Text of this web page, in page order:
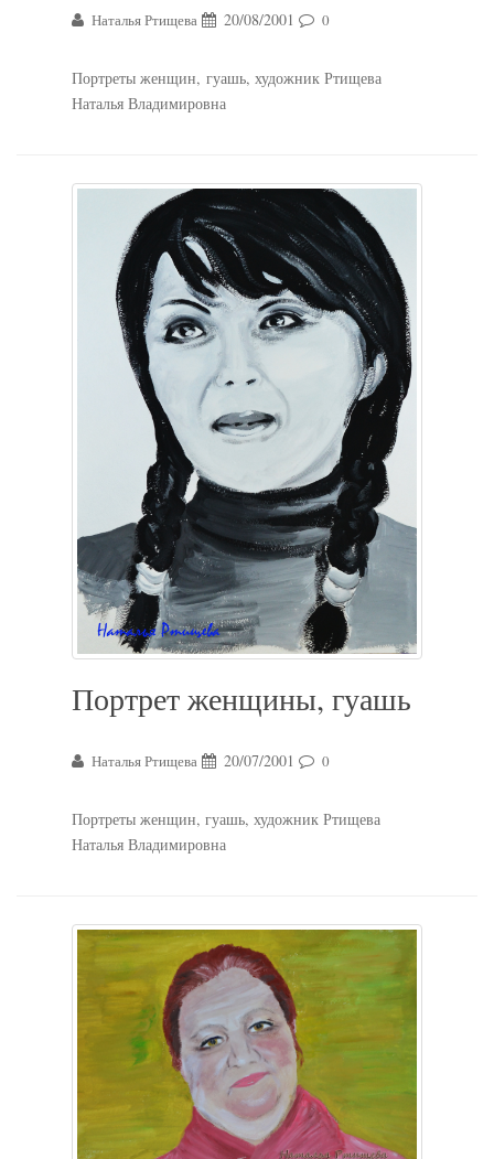
Наталья Ртищева 20/08/2001 0
Портреты женщин, гуашь, художник Ртищева
Наталья Владимировна
Портрет женщины, гуашь
Наталья Ртищева 20/07/2001 0
Портреты женщин, гуашь, художник Ртищева
Наталья Владимировна